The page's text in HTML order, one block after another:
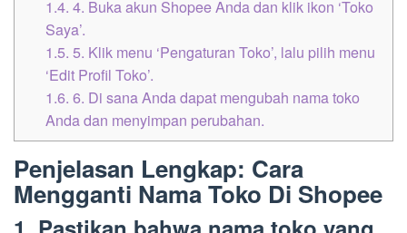
1.4. 4. Buka akun Shopee Anda dan klik ikon ‘Toko
Saya’.
1.5. 5. Klik menu ‘Pengaturan Toko’, lalu pilih menu
‘Edit Profil Toko’.
1.6. 6. Di sana Anda dapat mengubah nama toko
Anda dan menyimpan perubahan.
Penjelasan Lengkap: Cara
Mengganti Nama Toko Di Shopee